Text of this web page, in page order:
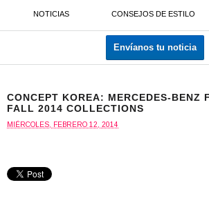
NOTICIAS CONSEJOS DE ESTILO
Envíanos tu noticia
CONCEPT KOREA: MERCEDES-BENZ
FALL 2014 COLLECTIONS
MIÉRCOLES, FEBRERO 12, 2014